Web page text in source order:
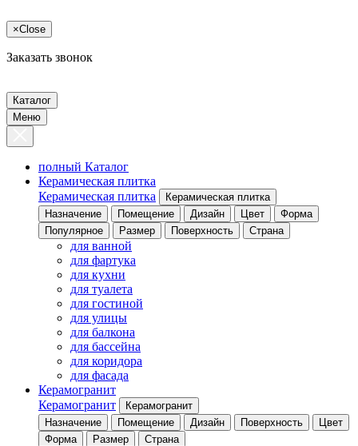
×Close
Заказать звонок
Каталог
Меню
полный Каталог
Керамическая плитка
Керамическая плитка
Керамическая плитка
Назначение
Помещение Дизайн Цвет
Форма
Популярное
Размер Поверхность Страна
для ванной
для фартука
для кухни
для туалета
для гостиной
для улицы
для балкона
для бассейна
для коридора
для фасада
Керамогранит
Керамогранит
Керамогранит
Назначение
Помещение Дизайн Поверхность
Цвет
Форма
Размер Страна